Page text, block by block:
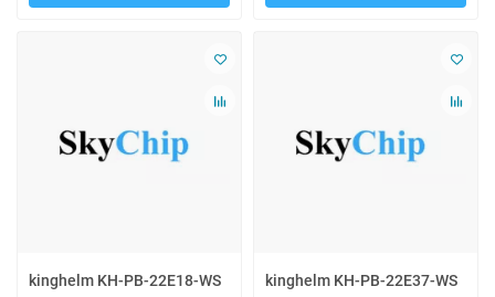
kinghelm KH-PB-22E18-WS kinghelm KH-PB-22E37-WS